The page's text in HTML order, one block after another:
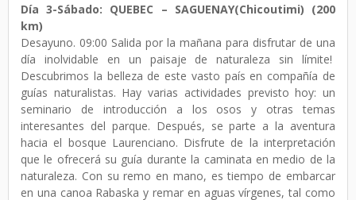
Día 3-Sábado: QUEBEC – SAGUENAY(Chicoutimi) (200
km)
Desayuno. 09:00 Salida por la mañana para disfrutar de una
día inolvidable en un paisaje de naturaleza sin límite!
Descubrimos la belleza de este vasto país en compañía de
guías naturalistas. Hay varias actividades previsto hoy: un
seminario de introducción a los osos y otras temas
interesantes del parque. Después, se parte a la aventura
hacia el bosque Laurenciano. Disfrute de la interpretación
que le ofrecerá su guía durante la caminata en medio de la
naturaleza. Con su remo en mano, es tiempo de embarcar
en una canoa Rabaska y remar en aguas vírgenes, tal como